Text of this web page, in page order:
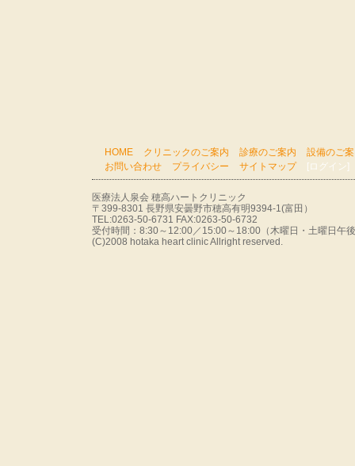
HOME クリニックのご案内 診療のご案内
設備のご
お問い合わせ
プライバシー サイトマップ [ログイン]
医療法人泉会 穂高ハートクリニック
〒399-8301 長野県安曇野市穂高有明9394-1(富田）
TEL:0263-50-6731 FAX:0263-50-6732
受付時間：8:30～12:00／15:00～18:00（木曜日・土曜日午
(C)2008 hotaka heart clinic Allright reserved.